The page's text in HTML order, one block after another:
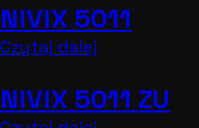
NIVIX 5011
Czytaj dalej
NIVIX 5011 ZU